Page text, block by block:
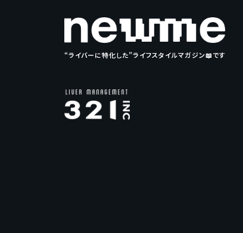
“ライバーに特化した”ライフスタイルマガジン📖です